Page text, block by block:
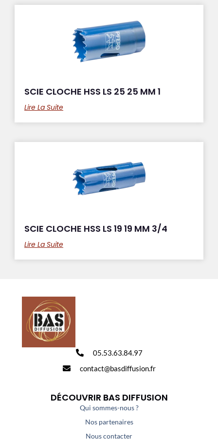
SCIE CLOCHE HSS LS 25 25 MM 1
Lire La Suite
SCIE CLOCHE HSS LS 19 19 MM 3/4
Lire La Suite
05.53.63.84.97
contact@basdiffusion.fr
DÉCOUVRIR BAS DIFFUSION
Qui sommes-nous ?
Nos partenaires
Nous contacter